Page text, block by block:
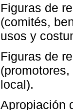
Figuras de
(comités,
usos y
Figuras de
local).
Apropiación